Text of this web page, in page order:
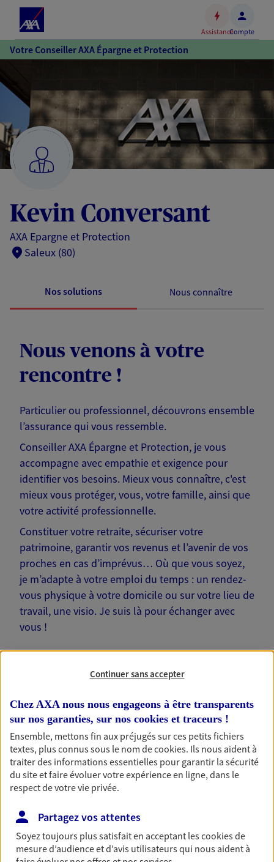
Accéder
au
Accéder
au
pied
de
page
AssistanceCompte
Votre Conseiller AXA Épargne et Protection
Kevin Conversant
AXA Epargne et Protection
Saleux (80)
Nos solutions Nous connaître
Nous venons à votre
rencontre !
Particulier ou professionnel, découvrons ensemble
l’assurance qui vous ressemble.
Conseiller AXA Épargne et Protection, je vous
accompagne avec empathie et exigence pour
identifier vos besoins. Mieux vous connaître, c'est
mieux vous protéger, vous, votre famille, ainsi que
votre activité professionnelle.
Constituer votre retraite, sécuriser votre
patrimoine, garantir vos revenus et l’avenir de vos
proches en cas d’imprévus… Où que vous soyez,
je m’adapte à votre emploi du temps : un rendez-
vous physique à votre domicile ou sur votre lieu de
travail, une visio. Je suis là pour échanger avec
vous !
Nos offres phares
Épargne
Réalisez vos projets grâce à votre épargne : achat
immobilier, études des enfants ou voyage autour
simplement, selon votre profil.
Découvrir les offres Épargne
Continuer sans accepter
Chez AXA nous nous engageons à être transparents
sur nos garanties, sur nos cookies et traceurs !
Ensemble, mettons fin aux préjugés sur ces petits fichiers
textes, plus connus sous le nom decookies. Ils nous aident à
traiter des informations essentielles pour garantir la sécurité
du site et faire évoluer votre expérience en ligne, dans le
respect de votre vie privée.
Partagez vos attentes
Soyez toujours plus satisfait en acceptant lescookiesde
mesure d’audience et d’avis utilisateurs qui nous aident à